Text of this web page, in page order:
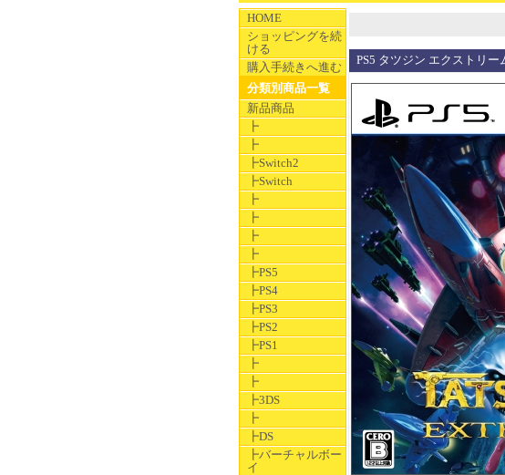
HOME
ショッピングを続
ける
購入手続きへ進む
分類別商品一覧
新品商品
┣
┣
┣Switch2
┣Switch
┣
┣
┣
┣
┣PS5
┣PS4
┣PS3
┣PS2
┣PS1
┣
┣
┣3DS
┣
┣DS
┣バーチャルボー
イ
PS5 タツジン エクストリー